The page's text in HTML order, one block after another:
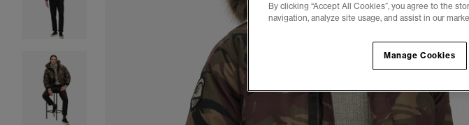
By clicking “Accept All Cookies”, you agree to the
navigation, analyze site usage, and assist in our
Manage Cookies